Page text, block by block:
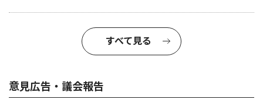
すべて見る
意見広告・議会報告